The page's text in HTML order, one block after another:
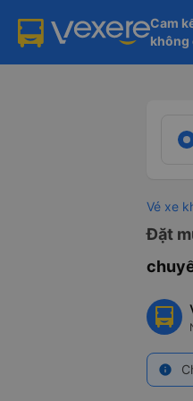
Cam
không
Vé xe
Đặt
info